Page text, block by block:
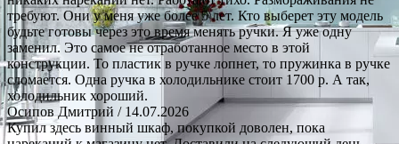
требуют. Они у меня уже более 5 лет. Кто выберет эту модель
будьте готовы через это время менять ручки. Я уже одну
заменил. Это самое не отработанное место в этой
конструкции. То пластик в ручке лопнет, то пружинка в ручке
сломается. Одна ручка в холодильнике стоит 1700 р. А так,
холодильник хороший.
Осипов Дмитрий / 14.07.2026
Купил здесь винный шкаф, покупкой доволен, пока